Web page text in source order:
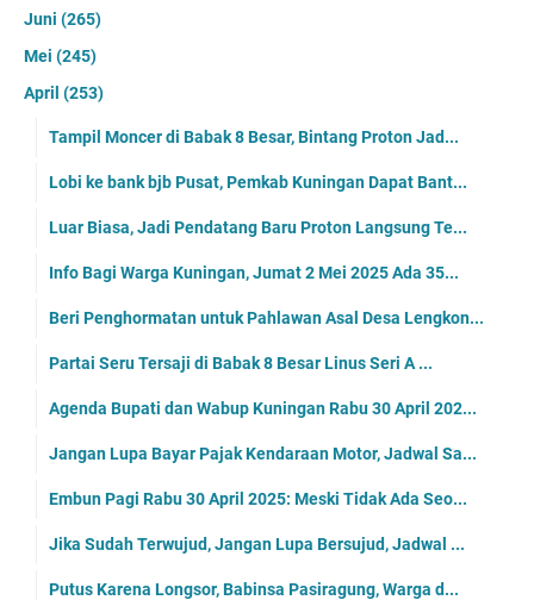
Juni (265)
Mei (245)
April (253)
Tampil Moncer di Babak 8 Besar, Bintang Proton Jad...
Lobi ke bank bjb Pusat, Pemkab Kuningan Dapat Bant...
Luar Biasa, Jadi Pendatang Baru Proton Langsung Te...
Info Bagi Warga Kuningan, Jumat 2 Mei 2025 Ada 35...
Beri Penghormatan untuk Pahlawan Asal Desa Lengkon...
Partai Seru Tersaji di Babak 8 Besar Linus Seri A ...
Agenda Bupati dan Wabup Kuningan Rabu 30 April 202...
Jangan Lupa Bayar Pajak Kendaraan Motor, Jadwal Sa...
Embun Pagi Rabu 30 April 2025: Meski Tidak Ada Seo...
Jika Sudah Terwujud, Jangan Lupa Bersujud, Jadwal ...
Putus Karena Longsor, Babinsa Pasiragung, Warga d...